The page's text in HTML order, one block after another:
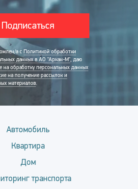
Подписаться
а с Политикой обработки
данных в АО "Аркан-М", даю
на обработку персональных данных
на получение рассылок и
материалов.
Автомобиль
Квартира
Дом
транспорта